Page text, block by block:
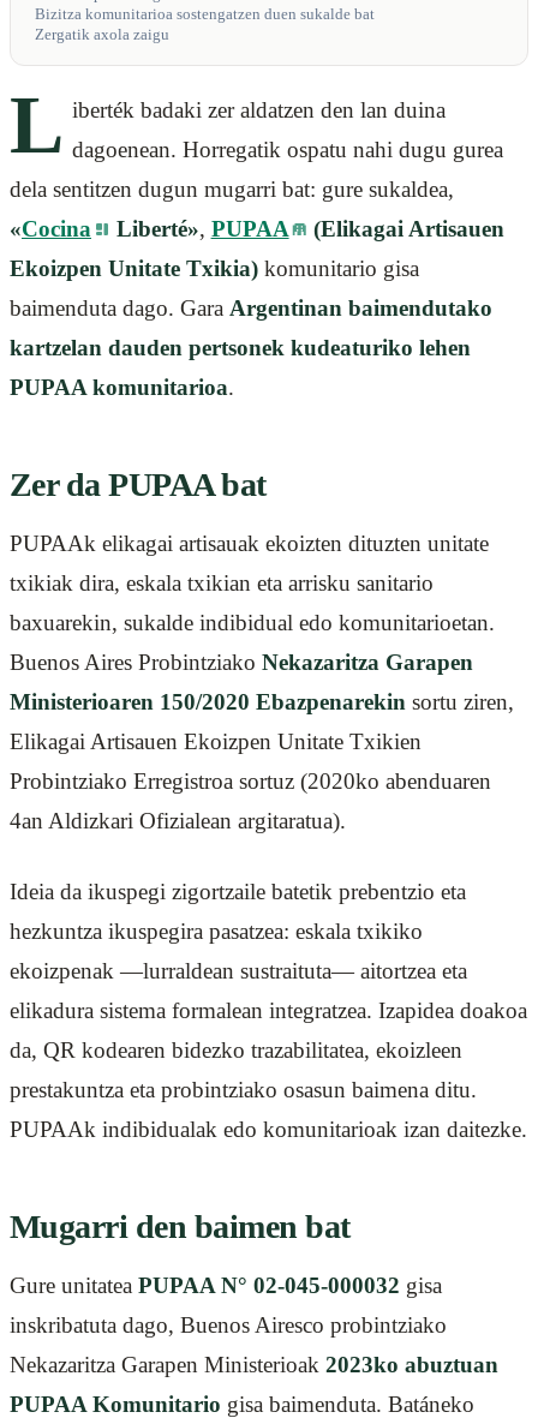
Bizitza komunitarioa sostengatzen duen sukalde bat
Zergatik axola zaigu
L iberték badaki zer aldatzen den lan duina
dagoenean. Horregatik ospatu nahi dugu gurea
dela sentitzen dugun mugarri bat: gure sukaldea,
«Cocina Liberté», PUPAA
(Elikagai Artisauen
Ekoizpen Unitate Txikia) komunitario gisa
baimenduta dago. Gara Argentinan baimendutako
kartzelan dauden pertsonek kudeaturiko lehen
PUPAA komunitarioa.
Zer da PUPAA bat
PUPAAk elikagai artisauak ekoizten dituzten unitate
txikiak dira, eskala txikian eta arrisku sanitario
baxuarekin, sukalde indibidual edo komunitarioetan.
Buenos Aires Probintziako Nekazaritza Garapen
Ministerioaren 150/2020 Ebazpenarekin sortu ziren,
Elikagai Artisauen Ekoizpen Unitate Txikien
Probintziako Erregistroa sortuz (2020ko abenduaren
4an Aldizkari Ofizialean argitaratua).
Ideia da ikuspegi zigortzaile batetik prebentzio eta
hezkuntza ikuspegira pasatzea: eskala txikiko
ekoizpenak —lurraldean sustraituta— aitortzea eta
elikadura sistema formalean integratzea. Izapidea doakoa
da, QR kodearen bidezko trazabilitatea, ekoizleen
prestakuntza eta probintziako osasun baimena ditu.
PUPAAk indibidualak edo komunitarioak izan daitezke.
Mugarri den baimen bat
Gure unitatea PUPAA N° 02-045-000032 gisa
inskribatuta dago, Buenos Airesco probintziako
Nekazaritza Garapen Ministerioak 2023ko abuztuan
PUPAA Komunitario gisa baimenduta. Batáneko